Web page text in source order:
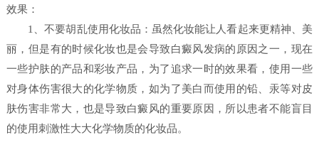
效果：
1、不要胡乱使用化妆品：虽然化妆能让人看起来更精神、美
丽，但是有的时候化妆也是会导致白癜风发病的原因之一，现在
一些护肤的产品和彩妆产品，为了追求一时的效果看，使用一些
对身体伤害很大的化学物质，如为了美白而使用的铅、汞等对皮
肤伤害非常大，也是导致白癜风的重要原因，所以患者不能盲目
的使用刺激性大大化学物质的化妆品。